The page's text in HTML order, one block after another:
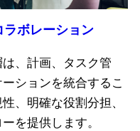
ラボレーション
、計画、タスク管
ションを統合するこ
、明確な役割分担、
を提供します。